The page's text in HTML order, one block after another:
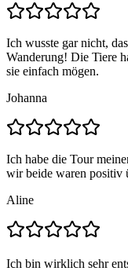
Ich wusste gar nicht,
Wanderung! Die Tiere
sie einfach mögen.
Johanna
Ich habe die Tour
wir beide waren positiv
Aline
Ich bin wirklich sehr